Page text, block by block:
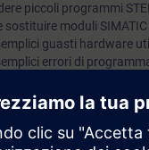
piccoli programmi
moduli SIMATIC
guasti hardware
errori di
in servizio del sistema di
conoscenze base dei